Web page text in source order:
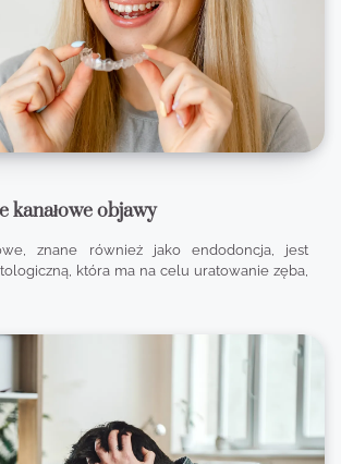
kanałowe objawy
znane również jako endodoncja, jest
która ma na celu uratowanie zęba,